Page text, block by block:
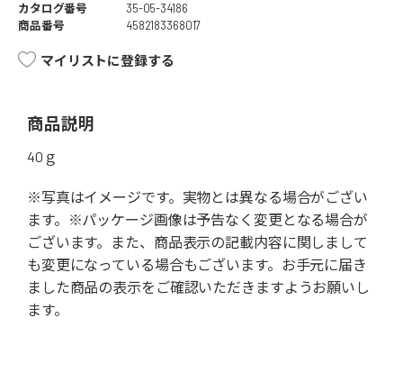
カタログ番号
35-05-34186
商品番号
4582183368017
マイリストに登録する
商品説明
40ｇ
※写真はイメージです。実物とは異なる場合がござい
ます。※パッケージ画像は予告なく変更となる場合が
ございます。また、商品表示の記載内容に関しまして
も変更になっている場合もございます。お手元に届き
ました商品の表示をご確認いただきますようお願いし
ます。